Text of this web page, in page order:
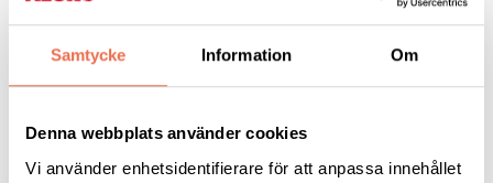
Samtycke Information Om
Denna webbplats använder cookies
Vi använder enhetsidentifierare för att anpassa innehållet